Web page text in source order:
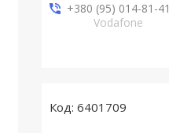
+380 (95) 014-81-41
Vodafone
6401709